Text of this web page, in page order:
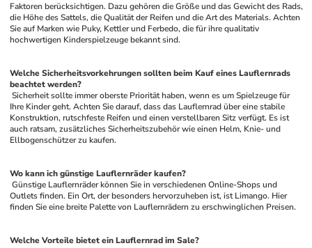
Faktoren berücksichtigen. Dazu gehören die Größe und das Gewicht des Rads,
die Höhe des Sattels, die Qualität der Reifen und die Art des Materials. Achten
Sie auf Marken wie Puky, Kettler und Ferbedo, die für ihre qualitativ
hochwertigen Kinderspielzeuge bekannt sind.
Welche Sicherheitsvorkehrungen sollten beim Kauf eines Lauflernrads
beachtet werden?
Sicherheit sollte immer oberste Priorität haben, wenn es um Spielzeuge für
Ihre Kinder geht. Achten Sie darauf, dass das Lauflernrad über eine stabile
Konstruktion, rutschfeste Reifen und einen verstellbaren Sitz verfügt. Es ist
auch ratsam, zusätzliches Sicherheitszubehör wie einen Helm, Knie- und
Ellbogenschützer zu kaufen.
Wo kann ich günstige Lauflernräder kaufen?
Günstige Lauflernräder können Sie in verschiedenen Online-Shops und
Outlets finden. Ein Ort, der besonders hervorzuheben ist, ist Limango. Hier
finden Sie eine breite Palette von Lauflernrädern zu erschwinglichen Preisen.
Welche Vorteile bietet ein Lauflernrad im Sale?